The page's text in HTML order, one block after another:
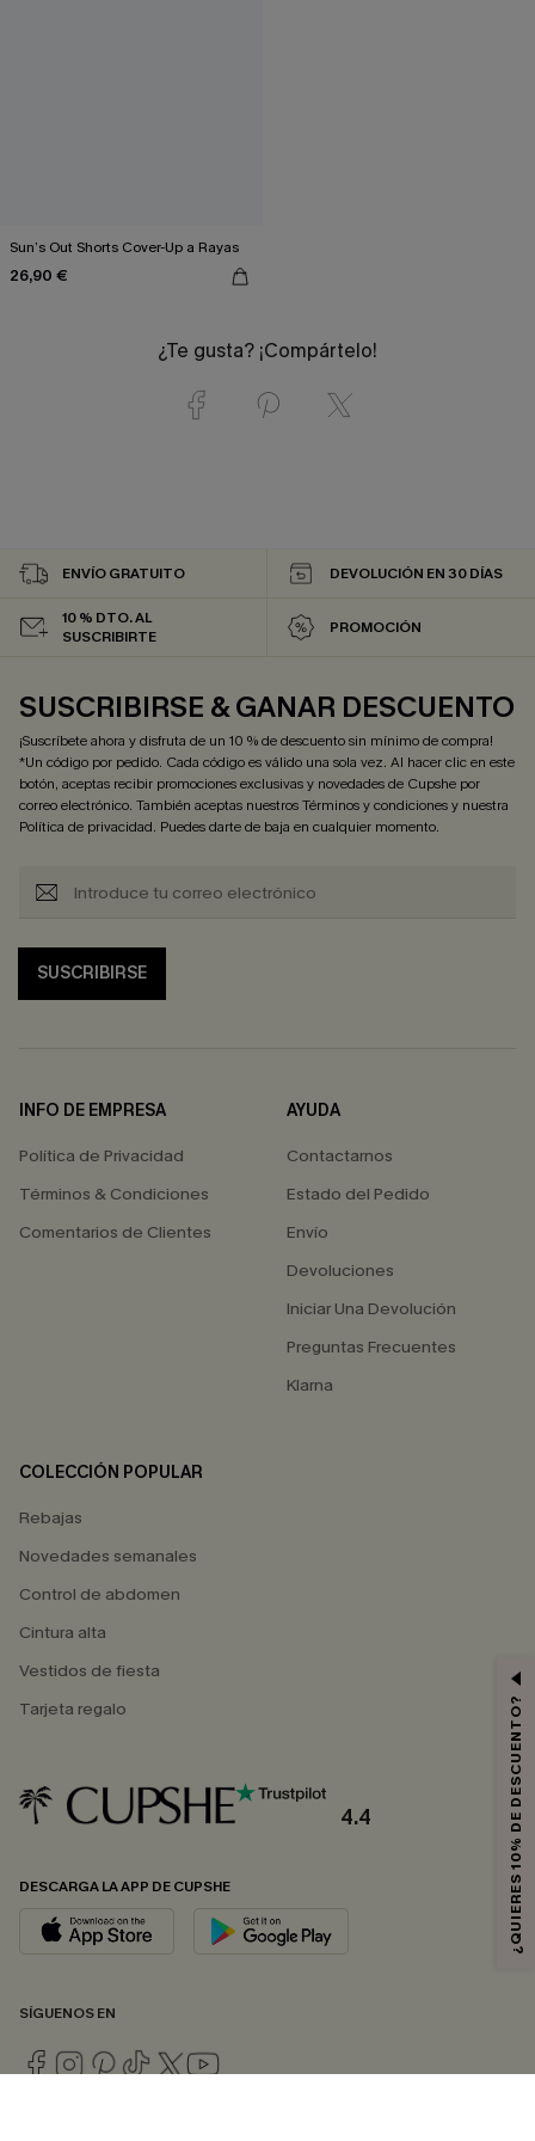
Sun’s Out Shorts Cover-Up a Rayas
26,90 €
¿Te gusta? ¡Compártelo!
ENVÍO GRATUITO DEVOLUCIÓN EN 30 DÍAS
10 % DTO. AL
SUSCRIBIRTE
PROMOCIÓN
SUSCRIBIRSE & GANAR DESCUENTO
¡Suscríbete ahora y disfruta de un 10 % de descuento sin mínimo de compra!
*Un código por pedido. Cada código es válido una sola vez. Al hacer clic en este
botón, aceptas recibir promociones exclusivas y novedades de Cupshe por
correo electrónico. También aceptas nuestrosTérminos y condicionesy nuestra
Política de privacidad. Puedes darte de baja en cualquier momento.
SUSCRIBIRSE
INFO DE EMPRESA
Política de Privacidad
Términos & Condiciones
Comentarios de Clientes
AYUDA
Contactarnos
Estado del Pedido
Envío
Devoluciones
Iniciar Una Devolución
Preguntas Frecuentes
Klarna
COLECCIÓN POPULAR
Rebajas
Novedades semanales
Control de abdomen
Cintura alta
Vestidos de fiesta
Tarjeta regalo
4.4
DESCARGA LA APP DE CUPSHE
SÍGUENOS EN
¿QUIERES 10% DE DESCUENTO?